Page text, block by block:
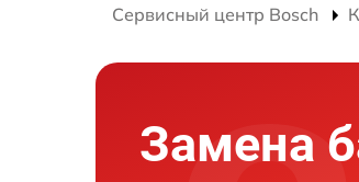
Сервисный центр Bosch
Замена